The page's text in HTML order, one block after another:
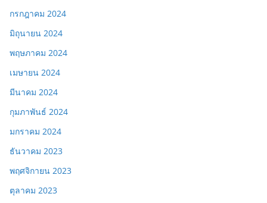
กรกฎาคม 2024
มิถุนายน 2024
พฤษภาคม 2024
เมษายน 2024
มีนาคม 2024
กุมภาพันธ์ 2024
มกราคม 2024
ธันวาคม 2023
พฤศจิกายน 2023
ตุลาคม 2023